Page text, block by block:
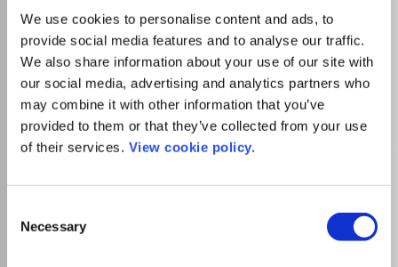
We use cookies to personalise content and ads, to
provide social media features and to analyse our traffic.
We also share information about your use of our site with
our social media, advertising and analytics partners who
may combine it with other information that you’ve
provided to them or that they’ve collected from your use
of their services. View cookie policy.
Selection
Necessary
List Price
Unknown
Go to Journal
antropología